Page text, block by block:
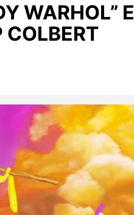
WARHOL” E
COLBERT